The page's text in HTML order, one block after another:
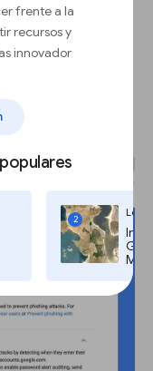
frente a la
recursos y
innovador
2
tu